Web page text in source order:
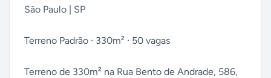
São Paulo | SP
Terreno Padrão · 330m² · 50 vagas
Terreno de 330m² na Rua Bento de Andrade, 586,